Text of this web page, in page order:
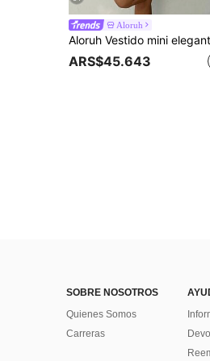
Aloruh
ARS$45.643
SOBRE NOSOTROS
Quienes Somos
Carreras